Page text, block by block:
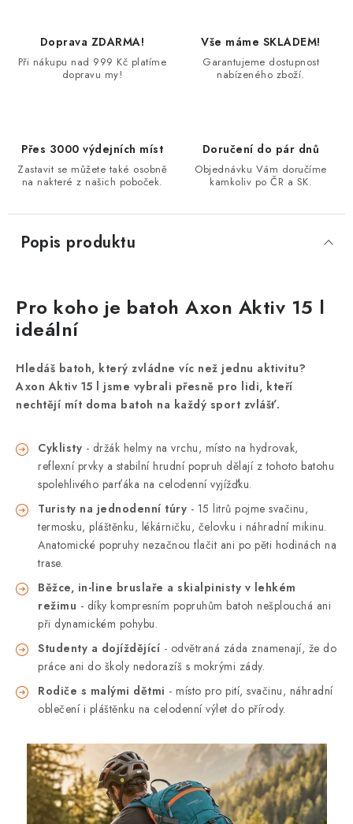
Doprava ZDARMA!
Při nákupu nad 999 Kč platíme
dopravu my!
Vše máme SKLADEM!
Garantujeme dostupnost
nabízeného zboží.
Přes 3000 výdejních míst
Zastavit se můžete také osobně
na nakteré z našich poboček.
Doručení do pár dnů
Objednávku Vám doručíme
kamkoliv po ČR a SK.
Popis produktu
Pro koho je batoh Axon Aktiv 15 l
ideální
Hledáš batoh, který zvládne víc než jednu aktivitu?
Axon Aktiv 15 l jsme vybrali přesně pro lidi, kteří
nechtějí mít doma batoh na každý sport zvlášť.
Cyklisty - držák helmy na vrchu, místo na hydrovak,
reflexní prvky a stabilní hrudní popruh dělají z tohoto batohu
spolehlivého parťáka na celodenní vyjížďku.
Turisty na jednodenní túry - 15 litrů pojme svačinu,
termosku, pláštěnku, lékárničku, čelovku i náhradní mikinu.
Anatomické popruhy nezačnou tlačit ani po pěti hodinách na
trase.
Běžce, in-line bruslaře a skialpinisty v lehkém
režimu - díky kompresním popruhům batoh nešplouchá ani
při dynamickém pohybu.
Studenty a dojíždějící - odvětraná záda znamenají, že do
práce ani do školy nedorazíš s mokrými zády.
Rodiče s malými dětmi - místo pro pití, svačinu, náhradní
oblečení i pláštěnku na celodenní výlet do přírody.